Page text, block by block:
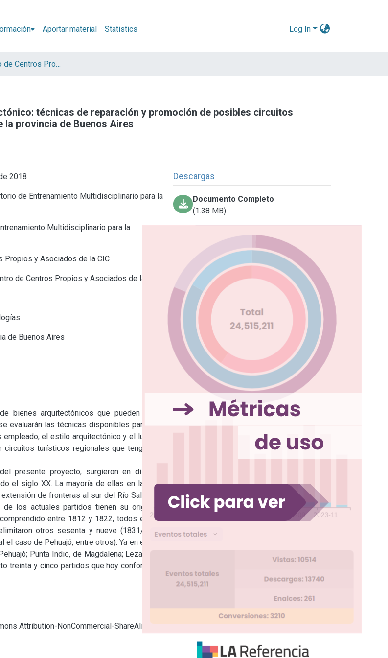
Aportar material Statistics Log In
I Encuentro de Centros Propios y Asociados de la CIC
técnicas de reparación y promoción de posibles circuitos
provincia de Buenos Aires
2018
de Entrenamiento Multidisciplinario para la
Multidisciplinario para la
Propios y Asociados de la CIC
de Centros Propios y Asociados de la CIC
de Buenos Aires
Descargas
Documento Completo
(1.38 MB)
bienes arquitectónicos que pueden consi-
evaluarán las técnicas disponibles para cada
el estilo arquitectónico y el lugar de
turísticos regionales que tengan una
presente proyecto, surgieron en distintos
el siglo XX. La mayoría de ellas en la etapa
de fronteras al sur del Río Salado en
los actuales partidos tienen su origen en
entre 1812 y 1822, todos ellos al
otros sesenta y nueve (1831/1892),
caso de Pehuajó, entre otros). Ya en el siglo
Punta Indio, de Magdalena; Lezama, de
treinta y cinco partidos que hoy conforman la
Attribution-NonCommercial-ShareAlike 4.0